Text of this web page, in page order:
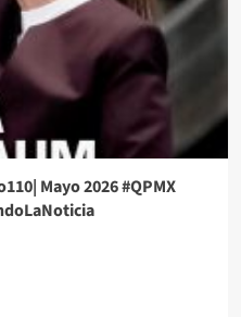
Mayo 2026 #QPMX